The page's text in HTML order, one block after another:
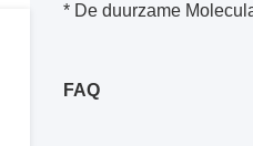
* De duurzame
FAQ